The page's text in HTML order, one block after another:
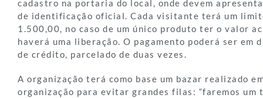
cadastro na portaria do local, onde devem
de identificação oficial. Cada visitante terá um
1.500,00, no caso de um único produto ter o valor
haverá uma liberação. O pagamento poderá ser em
de crédito, parcelado de duas vezes.
A organização terá como base um bazar realizado
organização para evitar grandes filas: “faremos um